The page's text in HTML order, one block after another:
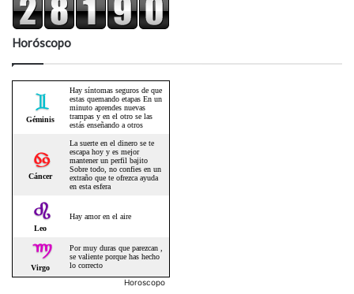
Horóscopo
Horoscopo